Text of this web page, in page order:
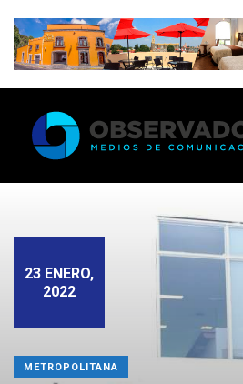
23 ENERO,
2022
METROPOLITANA